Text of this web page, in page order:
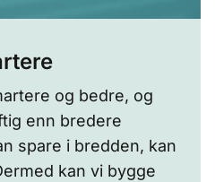
og bedre, og
enn bredere
spare i bredden, kan
kan vi bygge